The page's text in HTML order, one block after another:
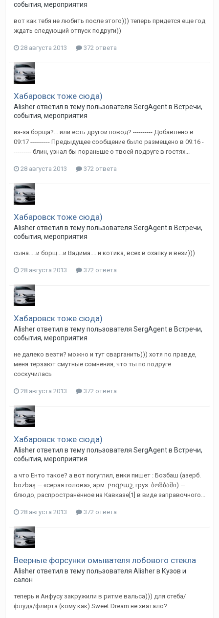
события, мероприятия
вот как тебя не любить после этого))) теперь придется еще год
ждать следующий отпуск подруги))
28 августа 2013 372 ответа
Хабаровск тоже сюда)
Alisherответил в тему пользователя SergAgentв Встречи,
события, мероприятия
из-за борща?... или есть другой повод? ---------- Добавлено в
09:17 ---------- Предыдущее сообщение было размещено в 09:16 -
--------- блин, узнал бы пораньше о твоей подруге в гостях...
28 августа 2013 372 ответа
Хабаровск тоже сюда)
Alisherответил в тему пользователя SergAgentв Встречи,
события, мероприятия
сына.....и борщ....и Вадима.... и котика, всех в охапку и вези)))
28 августа 2013 372 ответа
Хабаровск тоже сюда)
Alisherответил в тему пользователя SergAgentв Встречи,
события, мероприятия
не далеко везти? можно и тут сварганить))) хотя по правде,
меня терзают смутные сомнения, что ты по подруге
соскучилась
28 августа 2013 372 ответа
Хабаровск тоже сюда)
Alisherответил в тему пользователя SergAgentв Встречи,
события, мероприятия
а что Енто такое? а вот погуглил, вики пишет : Бозбаш (азерб.
bozbaş — «серая голова», арм. բոզբաշ, груз. ბოზბაში) —
блюдо, распространённое на Кавказе[1] в виде заправочного...
28 августа 2013 372 ответа
Веерные форсунки омывателя лобового стекла
Alisherответил в тему пользователя Alisherв Кузов и
салон
теперь и Анфусу закружили в ритме вальса))) для стеба/
флуда/флирта (кому как) Sweet Dream не хватало?